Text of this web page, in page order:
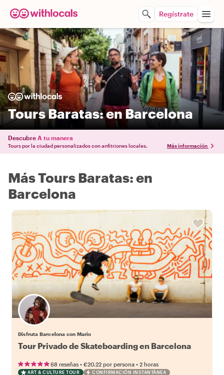
Regístrate
Tours Baratas: en Barcelona
Descubre A tu manera
Tours por la ciudad personalizados con anfitriones locales. Más información
Más Tours Baratas: en
Barcelona
Disfruta Barcelona con Mario
Tour Privado de Skateboarding en Barcelona
68 reseñas • €20.22 por persona • 2 horas
ART & CULTURE TOUR
CONFIRMACIÓN INSTANTÁNEA